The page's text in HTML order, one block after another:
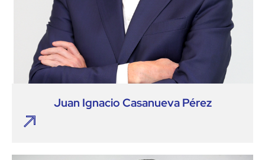
Juan Ignacio Casanueva Pérez